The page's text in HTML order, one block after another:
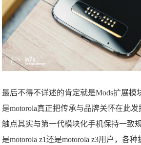
最后不得不详述的肯定就是Mods扩展模
是motorola真正把传承与品牌关怀在此发
触点其实与第一代模块化手机保持一致
是motorola z1还是motorola z3用户，各